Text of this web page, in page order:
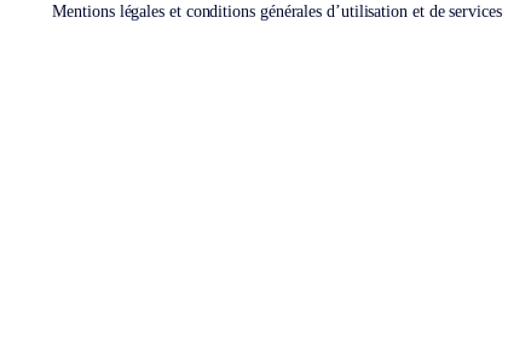
Mentions légales et conditions générales d’utilisation et de services